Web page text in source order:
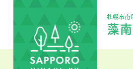
札幌市南
藻